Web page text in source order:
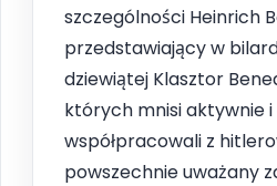
szczególności Heinrich
przedstawiający w
dziewiątej Klasztor
których mnisi aktywnie
współpracowali z
powszechnie uważany